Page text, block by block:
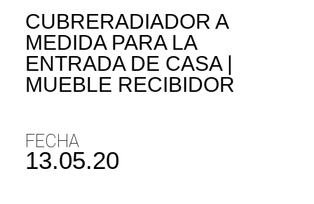
CUBRERADIADOR A
MEDIDA PARA LA
ENTRADA DE CASA |
MUEBLE RECIBIDOR
FECHA
13.05.20